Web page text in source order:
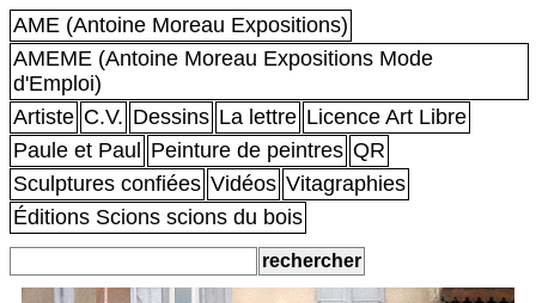
AME (Antoine Moreau Expositions)
AMEME (Antoine Moreau Expositions Mode
d'Emploi)
Artiste C.V. Dessins La lettre Licence Art Libre
Paule et Paul
Peinture de peintres QR
Sculptures confiées Vidéos Vitagraphies
Éditions Scions scions du bois